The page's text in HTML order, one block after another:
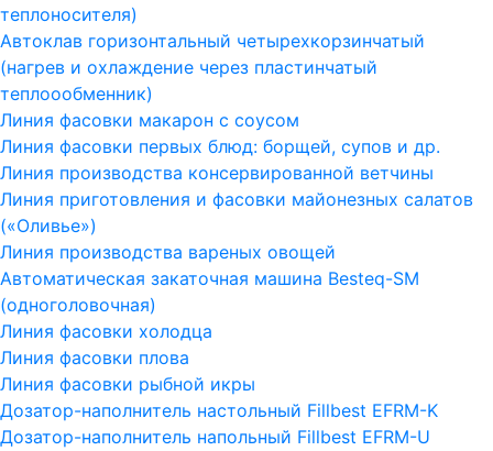
теплоносителя)
Автоклав горизонтальный четырехкорзинчатый
(нагрев и охлаждение через пластинчатый
теплоообменник)
Линия фасовки макарон с соусом
Линия фасовки первых блюд: борщей, супов и др.
Линия производства консервированной ветчины
Линия приготовления и фасовки майонезных салатов
(«Оливье»)
Линия производства вареных овощей
Автоматическая закаточная машина Besteq-SM
(одноголовочная)
Линия фасовки холодца
Линия фасовки плова
Линия фасовки рыбной икры
Дозатор-наполнитель настольный Fillbest EFRM-K
Дозатор-наполнитель напольный Fillbest EFRM-U